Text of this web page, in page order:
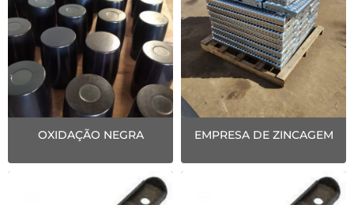
OXIDAÇÃO NEGRA EMPRESA DE ZINCAGEM